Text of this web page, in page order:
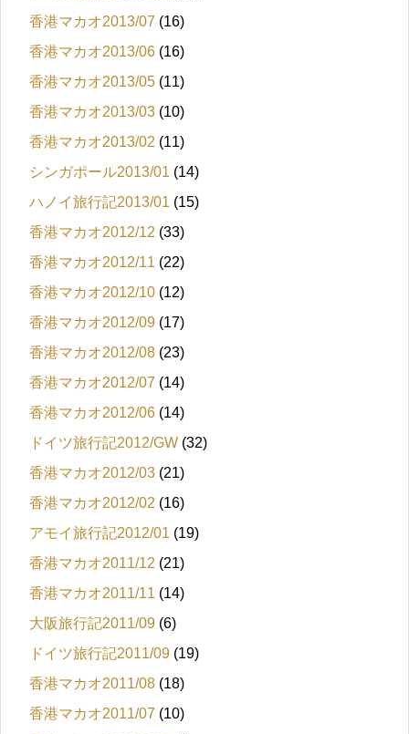
香港マカオ2013/07 (16)
香港マカオ2013/06 (16)
香港マカオ2013/05 (11)
香港マカオ2013/03 (10)
香港マカオ2013/02 (11)
シンガポール2013/01 (14)
ハノイ旅行記2013/01 (15)
香港マカオ2012/12 (33)
香港マカオ2012/11 (22)
香港マカオ2012/10 (12)
香港マカオ2012/09 (17)
香港マカオ2012/08 (23)
香港マカオ2012/07 (14)
香港マカオ2012/06 (14)
ドイツ旅行記2012/GW (32)
香港マカオ2012/03 (21)
香港マカオ2012/02 (16)
アモイ旅行記2012/01 (19)
香港マカオ2011/12 (21)
香港マカオ2011/11 (14)
大阪旅行記2011/09 (6)
ドイツ旅行記2011/09 (19)
香港マカオ2011/08 (18)
香港マカオ2011/07 (10)